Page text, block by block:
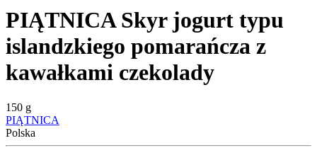
PIĄTNICA Skyr jogurt typu
islandzkiego pomarańcza z
kawałkami czekolady
150 g
PIĄTNICA
Polska